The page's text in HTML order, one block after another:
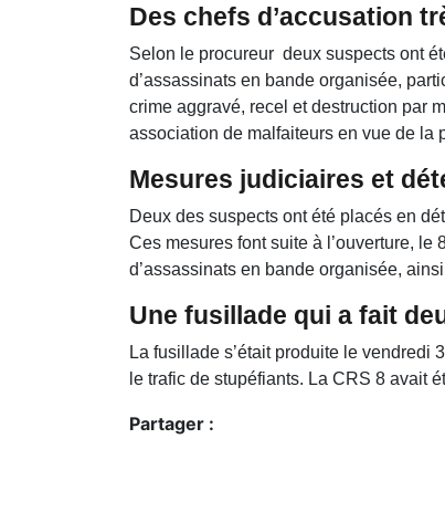
Des chefs d’accusation
Selon le procureur deux suspects ont
d’assassinats en bande organisée,
crime aggravé, recel et destruction par
association de malfaiteurs en vue de la
Mesures judiciaires et
Deux des suspects ont été placés en
Ces mesures font suite à l’ouverture,
d’assassinats en bande organisée,
Une fusillade qui a fait
La fusillade s’était produite le vendredi
le trafic de stupéfiants. La CRS 8 avait
Partager :